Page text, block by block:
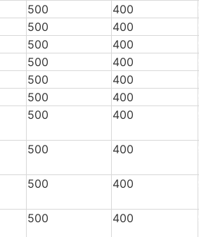
500 400
500 400
500 400
500 400
500 400
500 400
500 400
500 400
500 400
500 400